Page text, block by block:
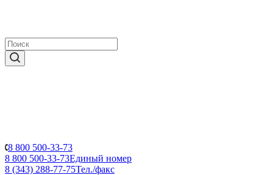
8 800 500-33-73
8 800 500-33-73Единый номер
8 (343) 288-77-75Тел./факс